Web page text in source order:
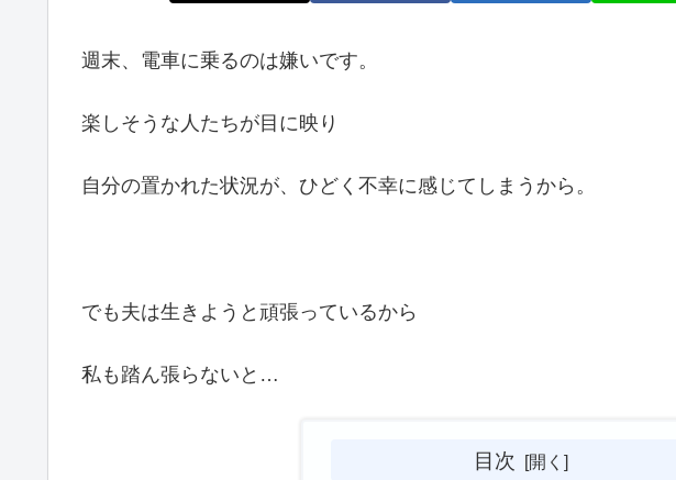
週末、電車に乗るのは嫌いです。
楽しそうな人たちが目に映り
自分の置かれた状況が、ひどく不幸に感じてしまうから。
でも夫は生きようと頑張っているから
私も踏ん張らないと…
目次